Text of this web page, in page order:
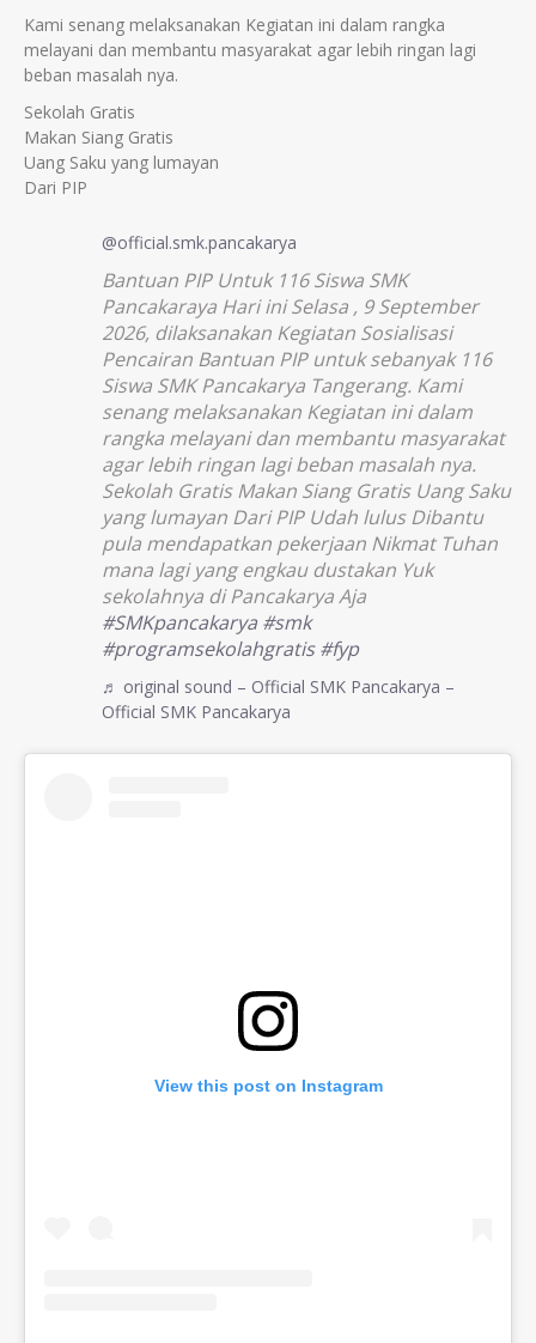
Kami senang melaksanakan Kegiatan ini dalam rangka
melayani dan membantu masyarakat agar lebih ringan lagi
beban masalah nya.
Sekolah Gratis
Makan Siang Gratis
Uang Saku yang lumayan
Dari PIP
@official.smk.pancakarya
Bantuan PIP Untuk 116 Siswa SMK
Pancakaraya Hari ini Selasa , 9 September
2026, dilaksanakan Kegiatan Sosialisasi
Pencairan Bantuan PIP untuk sebanyak 116
Siswa SMK Pancakarya Tangerang. Kami
senang melaksanakan Kegiatan ini dalam
rangka melayani dan membantu masyarakat
agar lebih ringan lagi beban masalah nya.
Sekolah Gratis Makan Siang Gratis Uang Saku
yang lumayan Dari PIP Udah lulus Dibantu
pula mendapatkan pekerjaan Nikmat Tuhan
mana lagi yang engkau dustakan Yuk
sekolahnya di Pancakarya Aja
#SMKpancakarya #smk
#programsekolahgratis #fyp
♬ original sound – Official SMK Pancakarya –
Official SMK Pancakarya
View this post on Instagram